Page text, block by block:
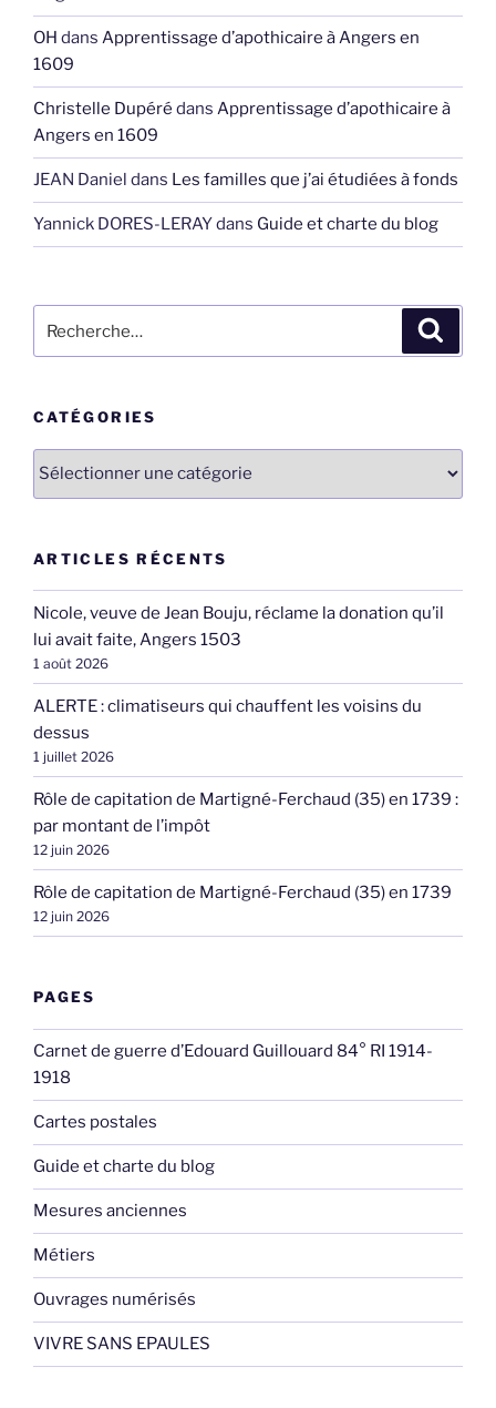
OH dans Apprentissage d’apothicaire à Angers en
1609
Christelle Dupéré dans Apprentissage d’apothicaire à
Angers en 1609
JEAN Daniel dans Les familles que j’ai étudiées à fonds
Yannick DORES-LERAYdans Guide et charte du blog
pour
CATÉGORIES
Catégories
ARTICLES RÉCENTS
Nicole, veuve de Jean Bouju, réclame la donation qu’il
lui avait faite, Angers 1503
1 août 2026
ALERTE : climatiseurs qui chauffent les voisins du
dessus
1 juillet 2026
Rôle de capitation de Martigné-Ferchaud (35) en 1739 :
par montant de l’impôt
12 juin 2026
Rôle de capitation de Martigné-Ferchaud (35) en 1739
12 juin 2026
PAGES
Carnet de guerre d’Edouard Guillouard 84° RI 1914-
1918
Cartes postales
Guide et charte du blog
Mesures anciennes
Métiers
Ouvrages numérisés
VIVRE SANS EPAULES